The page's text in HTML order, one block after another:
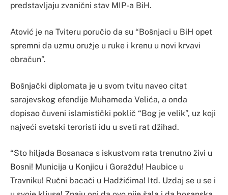
predstavljaju zvanični stav MIP-a BiH.
Atović je na Tviteru poručio da su “Bošnjaci u BiH opet
spremni da uzmu oružje u ruke i krenu u novi krvavi
obračun”.
Bošnjački diplomata je u svom tvitu naveo citat
sarajevskog efendije Muhameda Velića, a onda
dopisao čuveni islamistički poklič “Bog je velik”, uz koji
najveći svetski teroristi idu u sveti rat džihad.
“Sto hiljada Bosanaca s iskustvom rata trenutno živi u
Bosni! Municija u Konjicu i Goraždu! Haubice u
Travniku! Ručni bacači u Hadžićima! Itd. Uzdaj se u se i